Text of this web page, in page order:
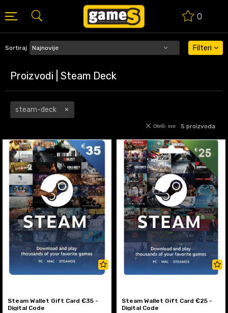
0
BESPLATNA ISPORUKA PORUDŽBINA PREKO 50 EUR
Proizvodi | Steam Deck
Sortiraj Filteri
steam-deck
5 proizvoda
Obriši sve
Steam Wallet Gift Card €35 -
Digital Code
Steam Wallet Gift Card €25 -
Digital Code